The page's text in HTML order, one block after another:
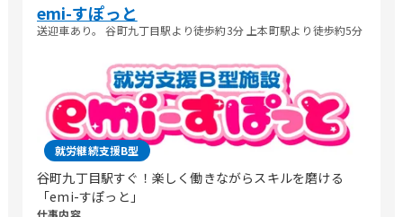
emi-すぽっと
送迎車あり。 谷町九丁目駅より徒歩約3分 上本町駅より徒歩約5分
就労継続支援B型
谷町九丁目駅すぐ！楽しく働きながらスキルを磨ける
「emi-すぽっと」
仕事内容